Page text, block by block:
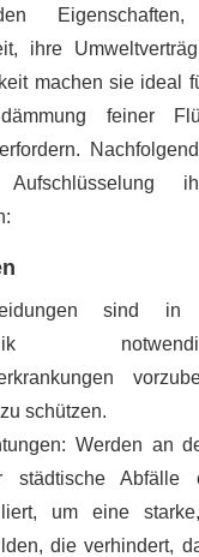
ihre
machen sie ideal
feiner
Aufschlüsselung
sind
schützen.
Werden an
städtische Abfälle
um eine
die verhindert,